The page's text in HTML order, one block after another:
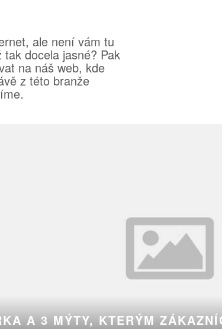
ale není vám tu
docela jasné? Pak
na náš web, kde
z této branže
A 3 MÝTY, KTERÝM